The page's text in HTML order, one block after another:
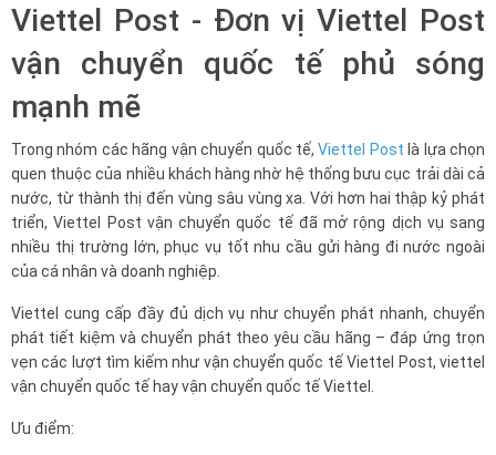
Viettel Post - Đơn vị Viettel Post
vận chuyển quốc tế phủ sóng
mạnh mẽ
Trong nhóm các hãng vận chuyển quốc tế,Viettel Post là lựa chọn
quen thuộc của nhiều khách hàng nhờ hệ thống bưu cục trải dài cả
nước, từ thành thị đến vùng sâu vùng xa. Với hơn hai thập kỷ phát
triển, Viettel Post vận chuyển quốc tế đã mở rộng dịch vụ sang
nhiều thị trường lớn, phục vụ tốt nhu cầu gửi hàng đi nước ngoài
của cá nhân và doanh nghiệp.
Viettel cung cấp đầy đủ dịch vụ như chuyển phát nhanh, chuyển
phát tiết kiệm và chuyển phát theo yêu cầu hãng – đáp ứng trọn
vẹn các lượt tìm kiếm như vận chuyển quốc tế Viettel Post, viettel
vận chuyển quốc tế hay vận chuyển quốc tế Viettel.
Ưu điểm: